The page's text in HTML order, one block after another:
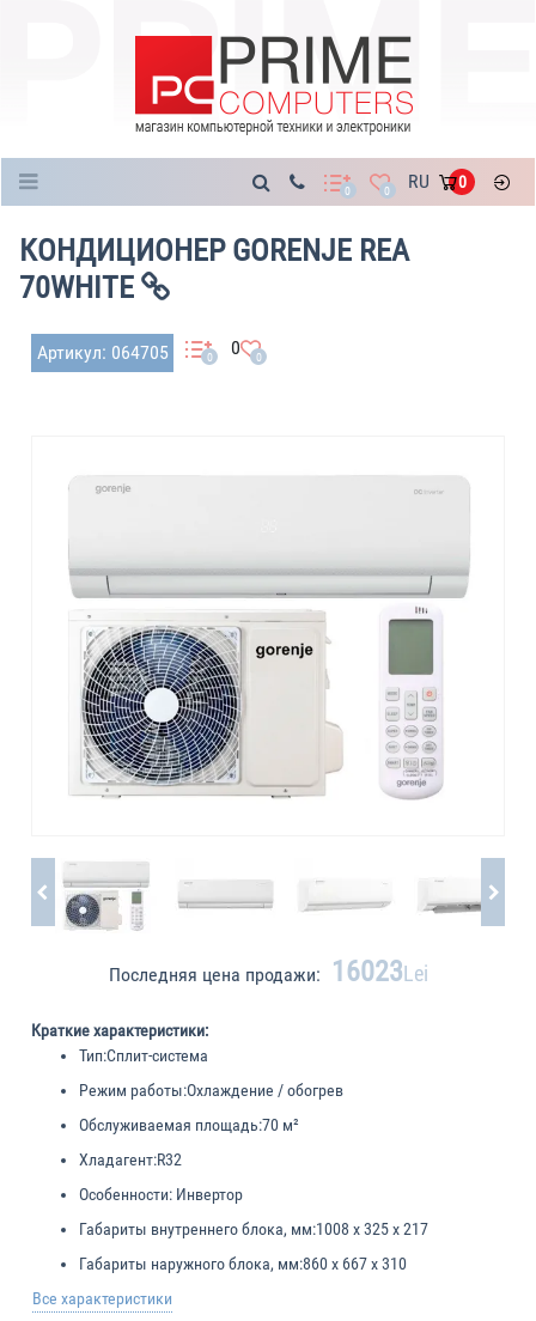
0 0 RU 0
КОНДИЦИОНЕР GORENJE REA
70WHITE
Артикул: 064705 0 0 0
Последняя цена продажи: 16023Lei
Краткие характеристики:
Тип:Cплит-система
Режим работы:Охлаждение / обогрев
Обслуживаемая площадь:70 м²
Хладагент:R32
Особенности: Инвертор
Габариты внутреннего блока, мм:1008 x 325 x 217
Габариты наружного блока, мм:860 х 667 х 310
Все характеристики